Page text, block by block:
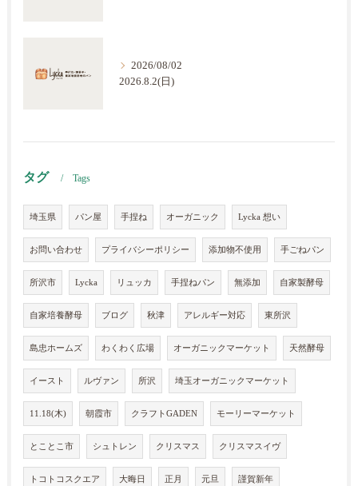
2026/08/02
2026.8.2(日)
タグ Tags
埼玉県 パン屋 手捏ね オーガニック Lycka 想い
お問い合わせ プライバシーポリシー 添加物不使用 手ごねパン
所沢市 Lycka リュッカ 手捏ねパン 無添加 自家製酵母
自家培養酵母 ブログ 秋津 アレルギー対応 東所沢
島忠ホームズ わくわく広場 オーガニックマーケット 天然酵母
イースト ルヴァン 所沢 埼玉オーガニックマーケット
11.18(木) 朝霞市 クラフトGADEN モーリーマーケット
とことこ市 シュトレン クリスマス クリスマスイヴ
トコトコスクエア 大晦日 正月 元旦 謹賀新年